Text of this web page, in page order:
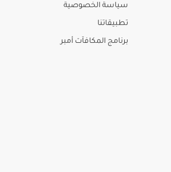
سياسة الخصوصية
تطبيقاتنا
برنامج المكافآت أمبر